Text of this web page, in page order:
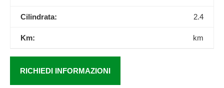
Cilindrata: 2.4
Km: km
RICHIEDI INFORMAZIONI